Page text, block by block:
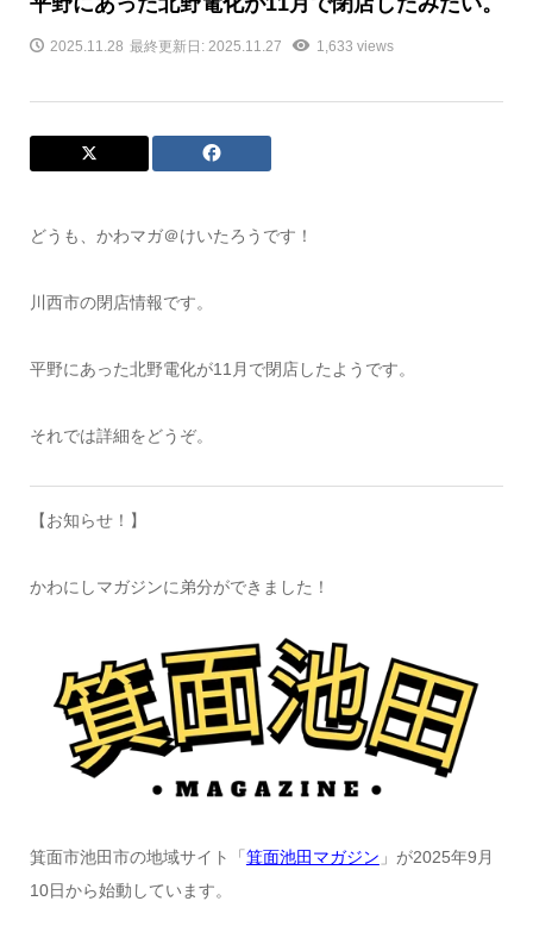
2025.11.28 最終更新日: 2025.11.27 1,633 views
どうも、かわマガ＠けいたろうです！
川西市の閉店情報です。
平野にあった北野電化が11月で閉店したようです。
それでは詳細をどうぞ。
【お知らせ！】
かわにしマガジンに弟分ができました！
箕面市池田市の地域サイト「 箕面池田マガジン 」が2025年9月
10日から始動しています。